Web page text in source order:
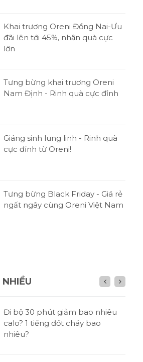
Khai trương Oreni Đồng Nai-Ưu
đãi lên tới 45%, nhận quà cực
lớn
Tưng bừng khai trương Oreni
Nam Định - Rinh quà cực đỉnh
Giáng sinh lung linh - Rinh quà
cực đỉnh từ Oreni!
Tưng bừng Black Friday - Giá rẻ
ngất ngây cùng Oreni Việt Nam
Đi bộ 30 phút giảm bao nhiêu
calo? 1 tiếng đốt cháy bao
nhiêu?